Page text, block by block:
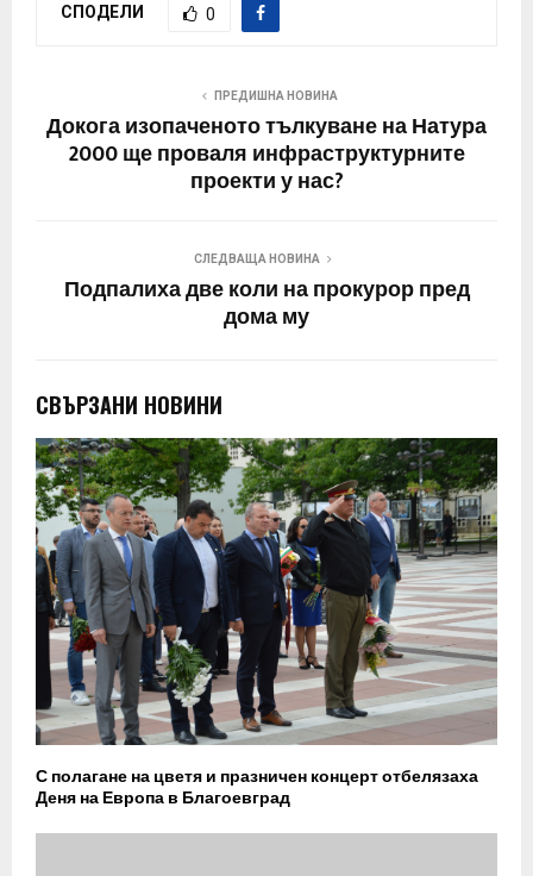
СПОДЕЛИ 0
ПРЕДИШНА НОВИНА
Докога изопаченото тълкуване на Натура
2000 ще проваля инфраструктурните
проекти у нас?
СЛЕДВАЩА НОВИНА
Подпалиха две коли на прокурор пред
дома му
СВЪРЗАНИ НОВИНИ
С полагане на цветя и празничен концерт отбелязаха
Деня на Европа в Благоевград